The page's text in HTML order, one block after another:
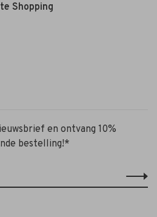
Shopping
en ontvang 10%
bestelling!*